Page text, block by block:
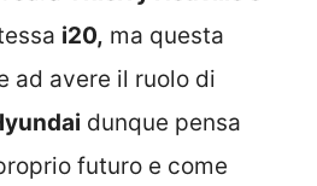
i20, ma questa
ad avere il ruolo di
dunque pensa
futuro e come